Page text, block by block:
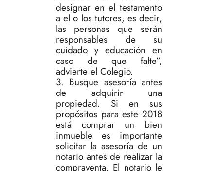
designar en el testamento
a el o los tutores, es decir,
las personas que serán
responsables de su
cuidado y educación en
caso de que falte”,
advierte el Colegio.
3. Busque asesoría antes
de adquirir una
propiedad. Si en sus
propósitos para este 2018
está comprar un bien
inmueble es importante
solicitar la asesoría de un
notario antes de realizar la
compraventa. El notario le